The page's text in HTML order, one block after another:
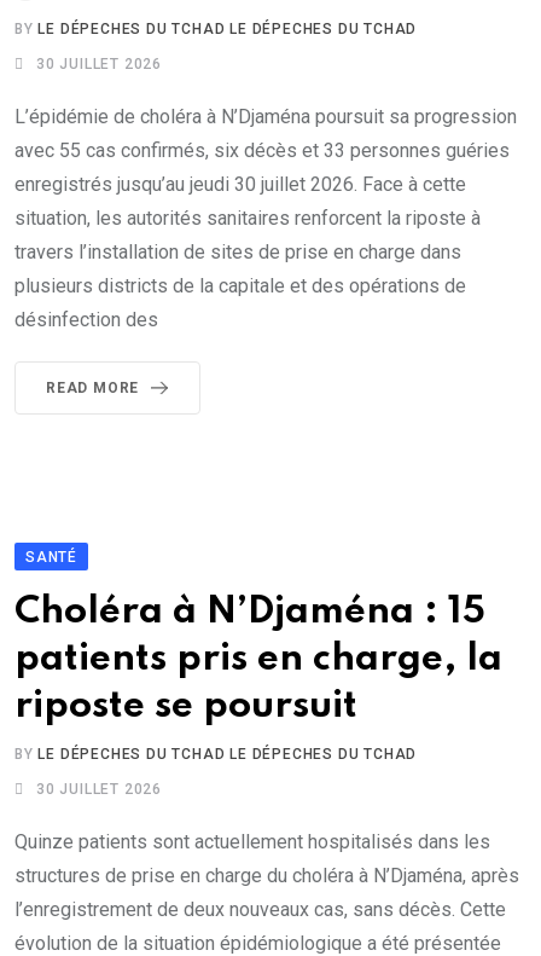
BYLE DÉPECHES DU TCHAD LE DÉPECHES DU TCHAD
30 JUILLET 2026
L’épidémie de choléra à N’Djaména poursuit sa progression
avec 55 cas confirmés, six décès et 33 personnes guéries
enregistrés jusqu’au jeudi 30 juillet 2026. Face à cette
situation, les autorités sanitaires renforcent la riposte à
travers l’installation de sites de prise en charge dans
plusieurs districts de la capitale et des opérations de
désinfection des
READ MORE
SANTÉ
Choléra à N’Djaména : 15
patients pris en charge, la
riposte se poursuit
BYLE DÉPECHES DU TCHAD LE DÉPECHES DU TCHAD
30 JUILLET 2026
Quinze patients sont actuellement hospitalisés dans les
structures de prise en charge du choléra à N’Djaména, après
l’enregistrement de deux nouveaux cas, sans décès. Cette
évolution de la situation épidémiologique a été présentée